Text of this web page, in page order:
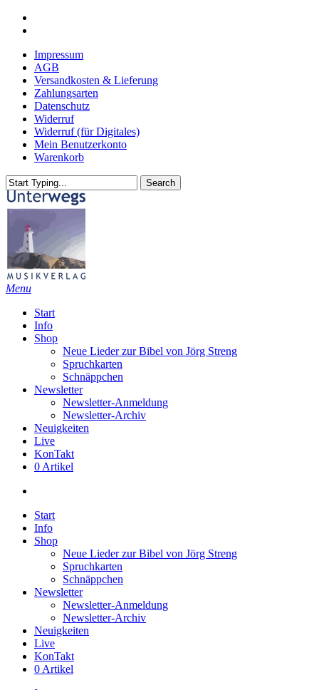
Skip
contentImpressum
AGB
Versandkosten & Lieferung
Zahlungsarten
Datenschutz
Widerruf
Widerruf (für Digitales)
Mein Benutzerkonto
Warenkorb
Search
Close
Search
search
Menu
Start
Info
Shop
Neue Lieder zur Bibel von Jörg Streng
Spruchkarten
Schnäppchen
Newsletter
Newsletter-Anmeldung
Newsletter-Archiv
Neuigkeiten
Live
KonTakt
0 Artikel
Start
Info
Shop
Neue Lieder zur Bibel von Jörg Streng
Spruchkarten
Schnäppchen
Newsletter
Newsletter-Anmeldung
Newsletter-Archiv
Neuigkeiten
Live
KonTakt
0 Artikel